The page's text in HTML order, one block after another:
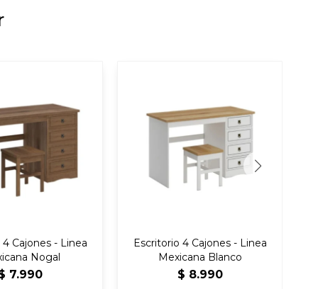
Cajones - Linea
Nogal
7.990
Escritorio 4 Cajones - Linea
Mexicana Blanco
$ 8.990